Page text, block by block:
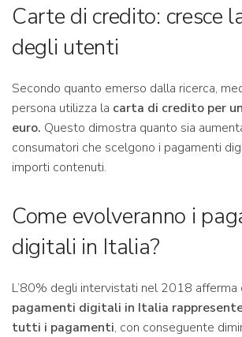
Carte di credito: cresce
degli utenti
Secondo quanto emerso dalla ricerca,
persona utilizza la carta di credito per
euro. Questo dimostra quanto sia
consumatori che scelgono i pagamenti
importi contenuti.
Come evolveranno i
digitali in Italia?
L’80% degli intervistati nel 2018 afferma
pagamenti digitali in Italia
tutti i pagamenti, con conseguente